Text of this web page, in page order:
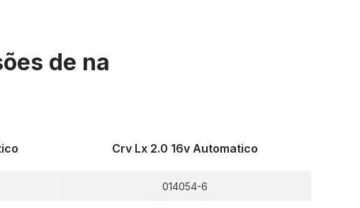
de na
Crv Lx 2.0 16v Automatico
014054-6